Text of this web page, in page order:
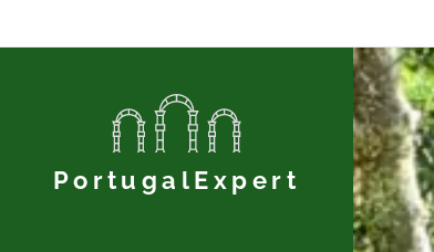
PortugalExpert